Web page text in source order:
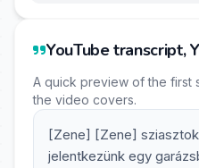
YouTube transcript,
A quick preview of the first
the video covers.
[Zene] [Zene]
jelentkezünk egy